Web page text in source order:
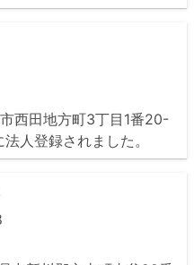
西田地方町3丁目1番20-
人登録されました。